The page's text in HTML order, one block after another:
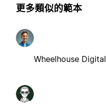
更多類似的範本
Wheelhouse Digital